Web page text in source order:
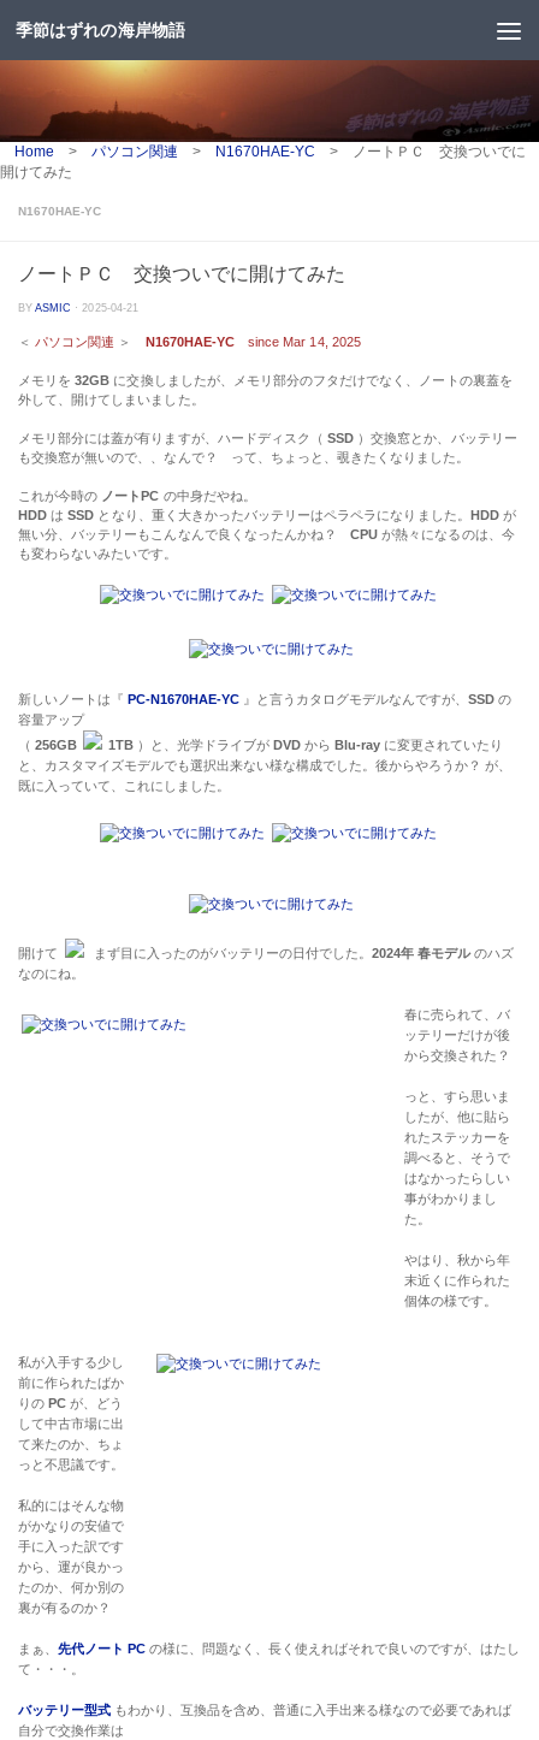
コンテンツへスキップ
季節はずれの海岸物語
Home > パソコン関連 > N1670HAE-YC >
ノートＰＣ 交換ついでに
開けてみた
N1670HAE-YC
ノートＰＣ 交換ついでに開けてみた
BYASMIC ·2025-04-21
＜ パソコン関連 ＞ N1670HAE-YC since Mar 14, 2025
メモリを32GB に交換しましたが、メモリ部分のフタだけでなく、ノートの裏蓋を
外して、開けてしまいました。
メモリ部分には蓋が有りますが、ハードディスク（SSD ）交換窓とか、バッテリー
も交換窓が無いので、、なんで？ って、ちょっと、覗きたくなりました。
これが今時の ノートPC の中身だやね。
HDD はSSD となり、重く大きかったバッテリーはペラペラになりました。 HDDが
無い分、バッテリーもこんなんで良くなったんかね？CPU が熱々になるのは、今
も変わらないみたいです。
新しいノートは『 PC-N1670HAE-YC 』と言うカタログモデルなんですが、 SSD の
容量アップ
（ 256GB 1TB ）と、光学ドライブが DVD から Blu-ray に変更されていたり
と、カスタマイズモデルでも選択出来ない様な構成でした。後からやろうか？ が、
既に入っていて、これにしました。
開けて まず目に入ったのがバッテリーの日付でした。 2024年 春モデルのハズ
なのにね。
春に売られて、バ
ッテリーだけが後
から交換された？
っと、すら思いま
したが、他に貼ら
れたステッカーを
調べると、そうで
はなかったらしい
事がわかりまし
た。
やはり、秋から年
末近くに作られた
個体の様です。
私が入手する少し
前に作られたばか
りの PC が、どう
して中古市場に出
て来たのか、ちょ
っと不思議です。
私的にはそんな物
がかなりの安値で
手に入った訳です
から、運が良かっ
たのか、何か別の
裏が有るのか？
まぁ、 先代ノート PC の様に、問題なく、長く使えればそれで良いのですが、はたし
て・・・。
バッテリー型式 もわかり、互換品を含め、普通に入手出来る様なので必要であれば
自分で交換作業は